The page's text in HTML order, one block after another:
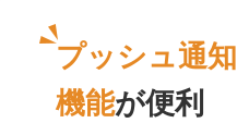
プッシュ通知
機能が便利